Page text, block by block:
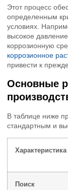
Этот процесс
определенным
условиях.
высокое
коррозионную
коррозионное
привести к
Основные
В таблице ниже
стандартным и
Характеристика
Поиск